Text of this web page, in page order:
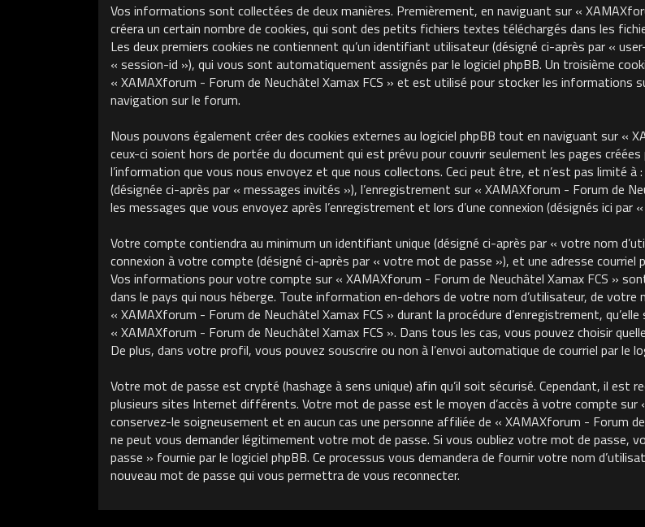
Vos informations sont collectées de deux manières. Premièrement, en naviguant sur «
créera un certain nombre de cookies, qui sont des petits fichiers textes téléchargés dans les
Les deux premiers cookies ne contiennent qu’un identifiant utilisateur (désigné ci-après par «
« session-id »), qui vous sont automatiquement assignés par le logiciel phpBB. Un troisième
« XAMAXforum - Forum de Neuchâtel Xamax FCS » et est utilisé pour stocker les informations
navigation sur le forum.
Nous pouvons également créer des cookies externes au logiciel phpBB tout en naviguant sur «
ceux-ci soient hors de portée du document qui est prévu pour couvrir seulement les pages
l’information que vous nous envoyez et que nous collectons. Ceci peut être, et n’est pas limité
(désignée ci-après par « messages invités »), l’enregistrement sur « XAMAXforum - Forum de
les messages que vous envoyez après l’enregistrement et lors d’une connexion (désignés ici par
Votre compte contiendra au minimum un identifiant unique (désigné ci-après par « votre nom
connexion à votre compte (désigné ci-après par « votre mot de passe »), et une adresse courriel
Vos informations pour votre compte sur « XAMAXforum - Forum de Neuchâtel Xamax FCS »
dans le pays qui nous héberge. Toute information en-dehors de votre nom d’utilisateur, de
« XAMAXforum - Forum de Neuchâtel Xamax FCS » durant la procédure d’enregistrement,
« XAMAXforum - Forum de Neuchâtel Xamax FCS ». Dans tous les cas, vous pouvez choisir
De plus, dans votre profil, vous pouvez souscrire ou non à l’envoi automatique de courriel par le
Votre mot de passe est crypté (hashage à sens unique) afin qu’il soit sécurisé. Cependant, il est
plusieurs sites Internet différents. Votre mot de passe est le moyen d’accès à votre compte sur
conservez-le soigneusement et en aucun cas une personne affiliée de « XAMAXforum - Forum
ne peut vous demander légitimement votre mot de passe. Si vous oubliez votre mot de passe,
passe » fournie par le logiciel phpBB. Ce processus vous demandera de fournir votre nom
nouveau mot de passe qui vous permettra de vous reconnecter.